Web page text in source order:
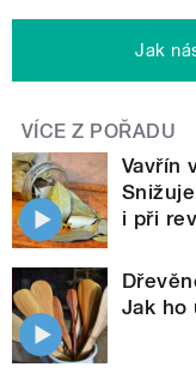
Jak
VÍCE Z POŘADU
Vavřín
i při
Jak ho